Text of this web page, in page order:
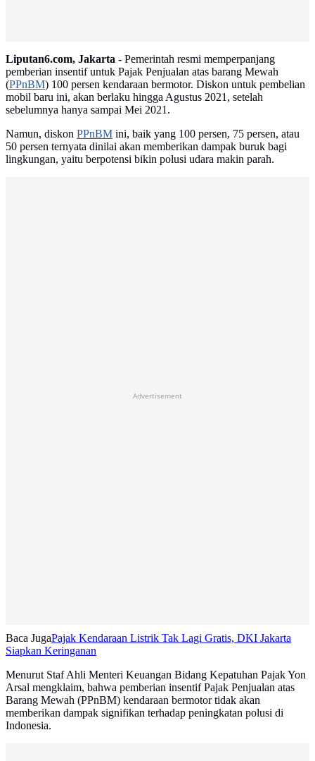
Liputan6.com, Jakarta - Pemerintah resmi memperpanjang
pemberian insentif untuk Pajak Penjualan atas barang Mewah
(PPnBM) 100 persen kendaraan bermotor. Diskon untuk pembelian
mobil baru ini, akan berlaku hingga Agustus 2021, setelah
sebelumnya hanya sampai Mei 2021.
Namun, diskon PPnBM ini, baik yang 100 persen, 75 persen, atau
50 persen ternyata dinilai akan memberikan dampak buruk bagi
lingkungan, yaitu berpotensi bikin polusi udara makin parah.
Advertisement
Baca JugaPajak Kendaraan Listrik Tak Lagi Gratis, DKI Jakarta
Siapkan Keringanan
Menurut Staf Ahli Menteri Keuangan Bidang Kepatuhan Pajak Yon
Arsal mengklaim, bahwa pemberian insentif Pajak Penjualan atas
Barang Mewah (PPnBM) kendaraan bermotor tidak akan
memberikan dampak signifikan terhadap peningkatan polusi di
Indonesia.